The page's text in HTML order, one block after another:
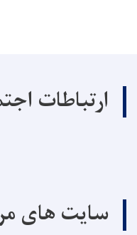
ارتباطات
سایت های